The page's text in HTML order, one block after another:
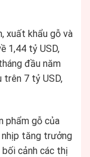
xuất khẩu gỗ và
1,44 tỷ USD,
đầu năm
trên 7 tỷ USD,
phẩm gỗ của
tăng trưởng
cảnh các thị